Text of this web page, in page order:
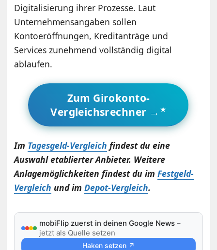
Digitalisierung ihrer Prozesse. Laut
Unternehmensangaben sollen
Kontoeröffnungen, Kreditanträge und
Services zunehmend vollständig digital
ablaufen.
Zum Girokonto-
Vergleichsrechner →
Im Tagesgeld-Vergleich findest du eine
Auswahl etablierter Anbieter. Weitere
Anlagemöglichkeiten findest du imFestgeld-
Vergleich und imDepot-Vergleich.
mobiFlip zuerst in deinen Google News –
jetzt als Quelle setzen
Haken setzen ↗